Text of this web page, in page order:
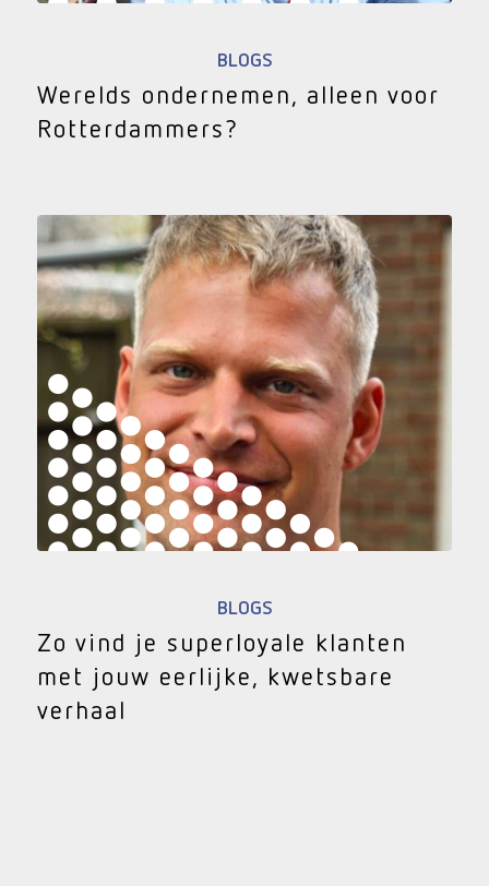
BLOGS
Werelds ondernemen, alleen voor
Rotterdammers?
BLOGS
Zo vind je superloyale klanten
met jouw eerlijke, kwetsbare
verhaal